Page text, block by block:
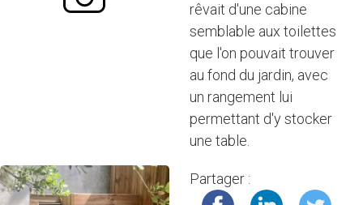
rêvait d'une cabine
semblable aux toilettes
que l'on pouvait trouver
au fond du jardin, avec
un rangement lui
permettant d'y stocker
une table.
Partager :